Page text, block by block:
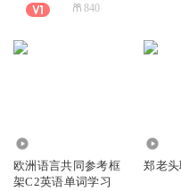
840
欧洲语言共同参考框
架C2英语单词学习
郑老